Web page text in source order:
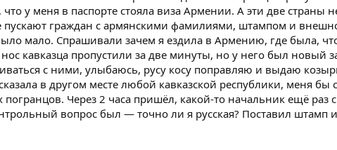
у меня в паспорте стояла виза Армении. А эти две страны
пускают граждан с армянскими фамилиями, штампом и
мало. Спрашивали зачем я ездила в Армению, где была,
кавказца пропустили за две минуты, но у него был новый
с ними, улыбаюсь, русу косу поправляю и выдаю
в другом месте любой кавказской республики, меня
погранцов. Через 2 часа пришёл, какой-то начальник ещё раз
вопрос был — точно ли я русская? Поставил штамп и